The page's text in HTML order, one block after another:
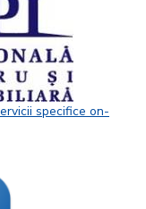
specifice on-